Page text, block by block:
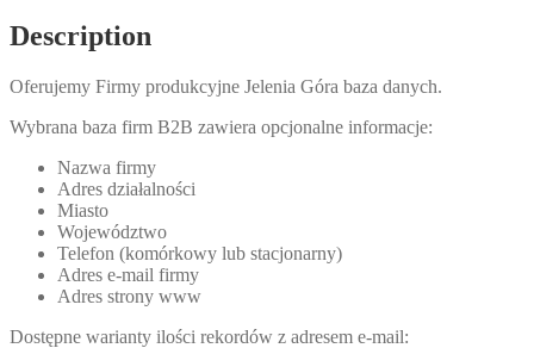
Description
Oferujemy Firmy produkcyjne Jelenia Góra baza danych.
Wybrana baza firm B2B zawiera opcjonalne informacje:
Nazwa firmy
Adres działalności
Miasto
Województwo
Telefon (komórkowy lub stacjonarny)
Adres e-mail firmy
Adres strony www
Dostępne warianty ilości rekordów z adresem e-mail: